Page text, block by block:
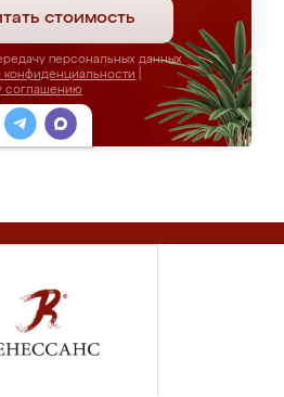
стоимость
персональных данных
конфиденциальности
соглашению